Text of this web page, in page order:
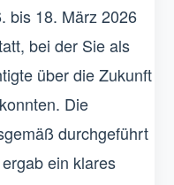
bis 18. März 2026
bei der Sie als
über die Zukunft
Die
durchgeführt
ein klares